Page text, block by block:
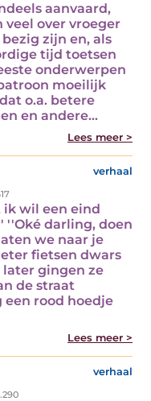
aanvaard,
over vroeger
zijn en, als
tijd toetsen
onderwerpen
moeilijk
o.a. betere
en andere…
Lees meer >
verhaal
wil een eind
''Oké darling, doen
we naar je
fietsen dwars
later gingen ze
de straat
een rood hoedje
Lees meer >
verhaal